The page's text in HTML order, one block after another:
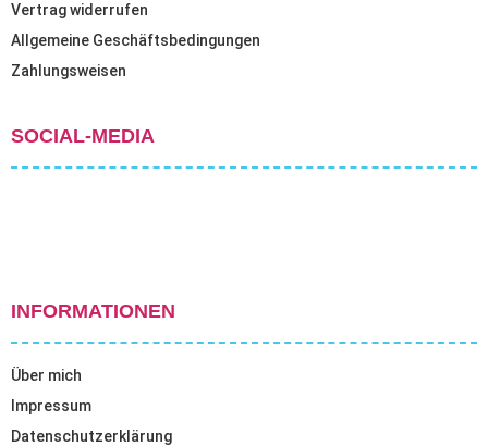
Vertrag widerrufen
Allgemeine Geschäftsbedingungen
Zahlungsweisen
SOCIAL-MEDIA
INFORMATIONEN
Über mich
Impressum
Datenschutzerklärung